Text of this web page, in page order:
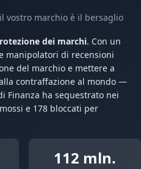
vostro marchio è il bersaglio
dei marchi. Con un
manipolatori di recensioni
del marchio e mettere a
contraffazione al mondo —
Finanza ha sequestrato nei
e 178 bloccati per
112 mln.